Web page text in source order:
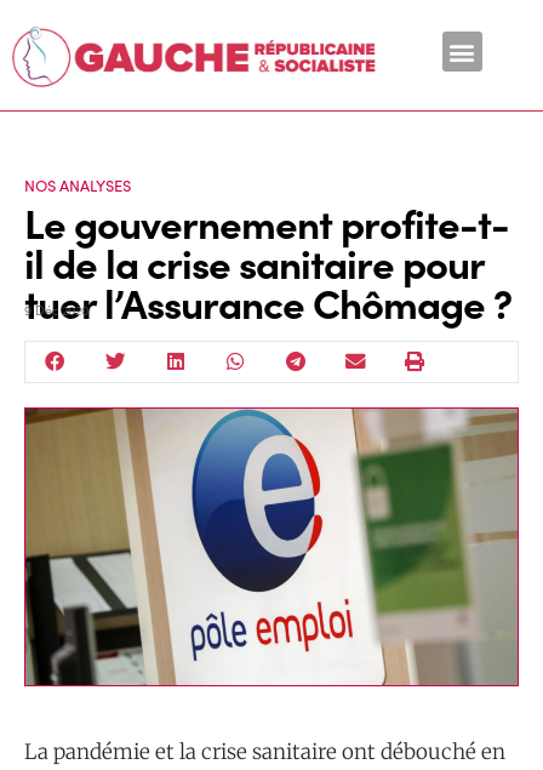
NOS ANALYSES
Le gouvernement profite-t-
il de la crise sanitaire pour
tuer l’Assurance Chômage ?
9 Déc 2020
La pandémie et la crise sanitaire ont débouché en